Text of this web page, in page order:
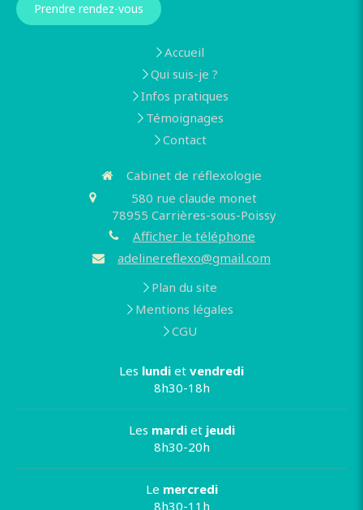
Prendre rendez-vous
Accueil
Qui suis-je ?
Infos pratiques
Témoignages
Contact
Cabinet de réflexologie
580 rue claude monet
78955 Carrières-sous-Poissy
Afficher le téléphone
adelinereflexo@gmail.com
Plan du site
Mentions légales
CGU
Les lundi et vendredi
8h30-18h
Les mardiet jeudi
8h30-20h
Le mercredi
8h30-11h